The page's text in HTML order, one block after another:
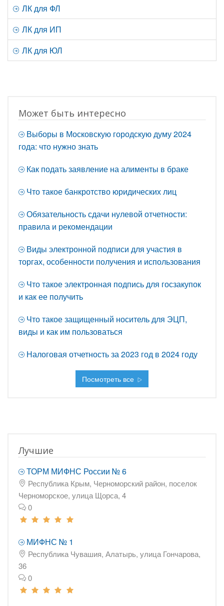
ЛК для ФЛ
ЛК для ИП
ЛК для ЮЛ
Может быть интересно
Выборы в Московскую городскую думу 2024
года: что нужно знать
Как подать заявление на алименты в браке
Что такое банкротство юридических лиц
Обязательность сдачи нулевой отчетности:
правила и рекомендации
Виды электронной подписи для участия в
торгах, особенности получения и использования
Что такое электронная подпись для госзакупок
и как ее получить
Что такое защищенный носитель для ЭЦП,
виды и как им пользоваться
Налоговая отчетность за 2023 год в 2024 году
Посмотреть все
Лучшие
ТОРМ МИФНС России № 6
Республика Крым, Черноморский район, поселок
Черноморское, улица Щорса, 4
0
МИФНС № 1
Республика Чувашия, Алатырь, улица Гончарова,
36
0